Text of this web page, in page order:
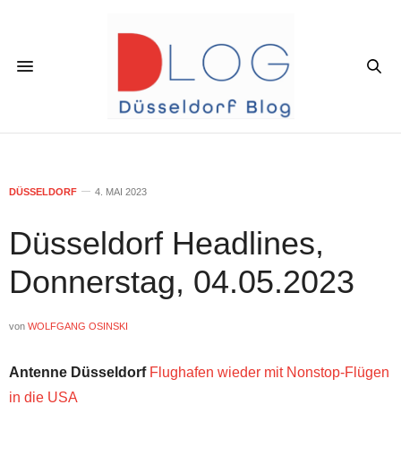
DÜSSELDORF 4. MAI 2023
Düsseldorf Headlines,
Donnerstag, 04.05.2023
von WOLFGANG OSINSKI
Antenne Düsseldorf Flughafen wieder mit Nonstop-Flügen
in die USA